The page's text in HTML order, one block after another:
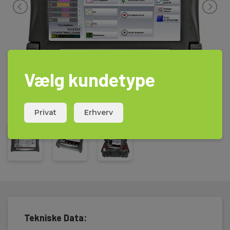
ikke eftermonteres.
DAS50 leveres komplet i robust kuffert med lader, netkabel,
måleledninger, krokodillenæb og software/manual på CD.
Tekniske Data:
Vælg kundetype
Privat Erhverv